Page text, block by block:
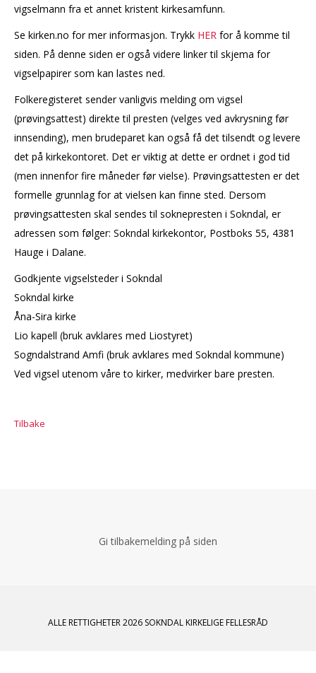
vigselmann fra et annet kristent kirkesamfunn.
Se kirken.no for mer informasjon. Trykk HER for å komme til
siden. På denne siden er også videre linker til skjema for
vigselpapirer som kan lastes ned.
Folkeregisteret sender vanligvis melding om vigsel
(prøvingsattest) direkte til presten (velges ved avkrysning før
innsending), men brudeparet kan også få det tilsendt og levere
det på kirkekontoret. Det er viktig at dette er ordnet i god tid
(men innenfor fire måneder før vielse). Prøvingsattesten er det
formelle grunnlag for at vielsen kan finne sted. Dersom
prøvingsattesten skal sendes til soknepresten i Sokndal, er
adressen som følger: Sokndal kirkekontor, Postboks 55, 4381
Hauge i Dalane.
Godkjente vigselsteder i Sokndal
Sokndal kirke
Åna-Sira kirke
Lio kapell (bruk avklares med Liostyret)
Sogndalstrand Amfi (bruk avklares med Sokndal kommune)
Ved vigsel utenom våre to kirker, medvirker bare presten.
Tilbake
Gi tilbakemelding på siden
ALLE RETTIGHETER 2026 SOKNDAL KIRKELIGE FELLESRÅD